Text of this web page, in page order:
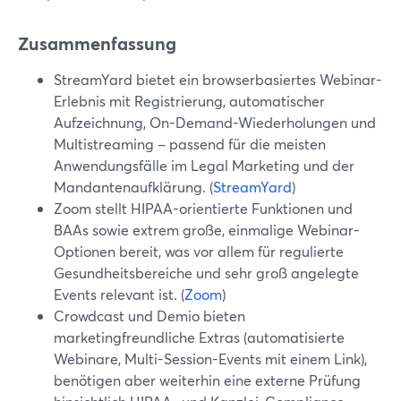
Zusammenfassung
StreamYard bietet ein browserbasiertes Webinar-
Erlebnis mit Registrierung, automatischer
Aufzeichnung, On-Demand-Wiederholungen und
Multistreaming – passend für die meisten
Anwendungsfälle im Legal Marketing und der
Mandantenaufklärung. (StreamYard)
Zoom stellt HIPAA-orientierte Funktionen und
BAAs sowie extrem große, einmalige Webinar-
Optionen bereit, was vor allem für regulierte
Gesundheitsbereiche und sehr groß angelegte
Events relevant ist. (Zoom)
Crowdcast und Demio bieten
marketingfreundliche Extras (automatisierte
Webinare, Multi-Session-Events mit einem Link),
benötigen aber weiterhin eine externe Prüfung